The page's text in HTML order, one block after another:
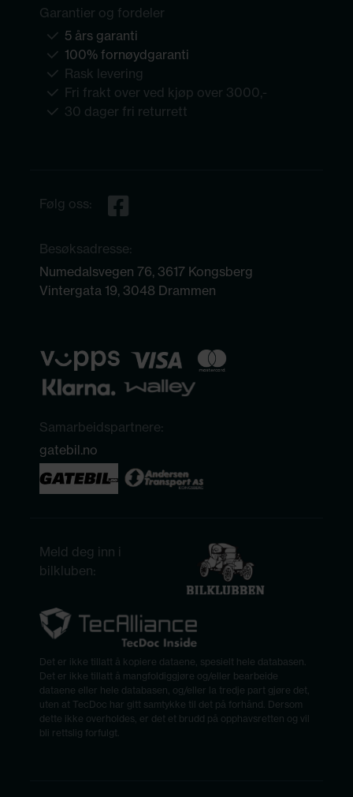
Garantier og fordeler
5 års garanti
100% fornøydgaranti
Rask levering
Fri frakt over ved kjøp over 3000,-
30 dager fri returrett
Følg oss:
Besøksadresse:
Numedalsvegen 76, 3617 Kongsberg
Vintergata 19, 3048 Drammen
Samarbeidspartnere:
gatebil.no
Meld deg inn i
bilkluben:
Det er ikke tillatt å kopiere dataene, spesielt hele databasen.
Det er ikke tillatt å mangfoldiggjøre og/eller bearbeide
dataene eller hele databasen, og/eller la tredje part gjøre det,
uten at TecDoc har gitt samtykke til det på forhånd. Dersom
dette ikke overholdes, er det et brudd på opphavsretten og vil
bli rettslig forfulgt.